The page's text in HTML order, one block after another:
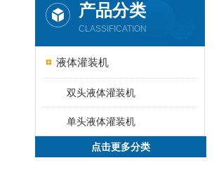
产品分类
CLASSIFICATION
液体灌装机
双头液体灌装机
单头液体灌装机
点击更多分类